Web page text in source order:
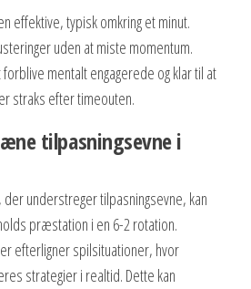
effektive, typisk omkring et minut.
uden at miste momentum.
mentalt engagerede og klar til at
straks efter timeouten.
tilpasningsevne i
understreger tilpasningsevne, kan
præstation i en 6-2 rotation.
efterligner spilsituationer, hvor
strategier i realtid. Dette kan